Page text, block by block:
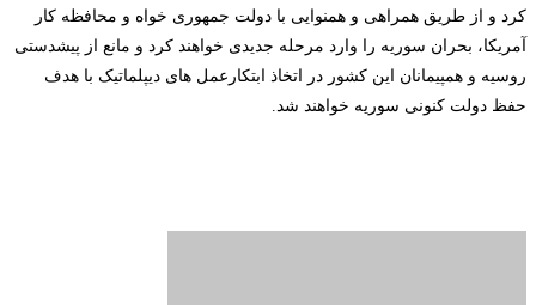
کرد و از طریق همراهی و همنوایی با دولت جمهوری خواه و محافظه کار
آمریکا، بحران سوریه را وارد مرحله جدیدی خواهند کرد و مانع از پیشدستی
روسیه و همپیمانان این کشور در اتخاذ ابتکارعمل های دیپلماتیک با هدف
حفظ دولت کنونی سوریه خواهند شد.